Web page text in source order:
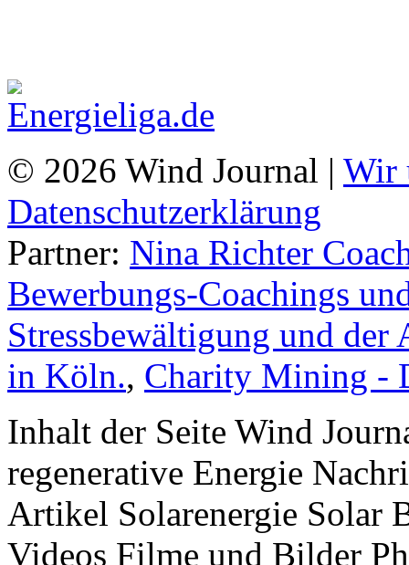
© 2026 Wind Journal | Wir
Datenschutzerklärung
Partner: Nina Richter
Bewerbungs-Coachings
Stressbewältigung und
in Köln., Charity Mining -
Inhalt der Seite Wind
regenerative Energie
Artikel Solarenergie Solar
Videos Filme und Bilder